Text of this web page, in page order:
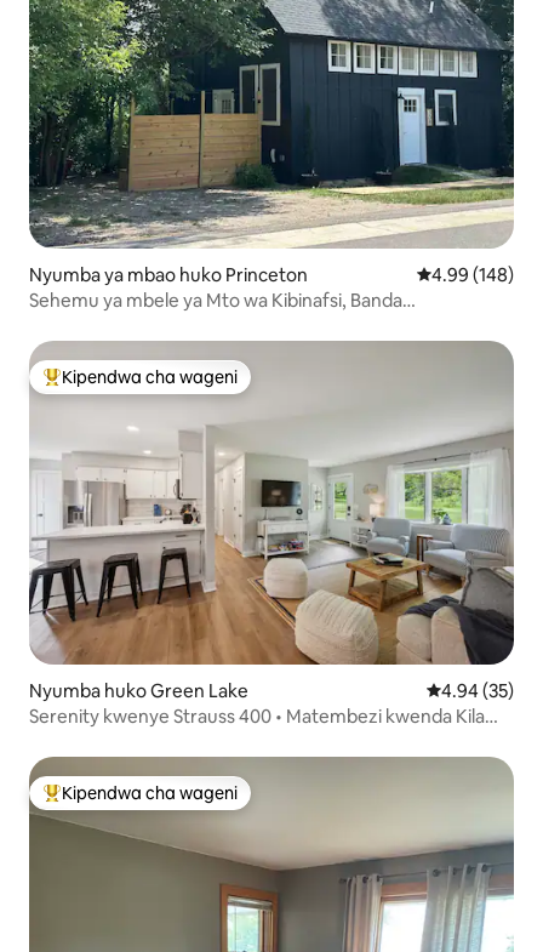
Nyumba ya mbao huko Princeton Ukadiriaji wa
4.99 (148)
Sehemu ya mbele ya Mto wa Kibinafsi, Banda
Kipendwa maarufu cha wageni
Kipendwa cha wageni
Nyumba huko Green Lake Ukadiriaji wa
4.94 (35)
Serenity kwenye Strauss 400 • Matembezi kwenda Kila
Kipendwa maarufu cha wageni
Kipendwa cha wageni